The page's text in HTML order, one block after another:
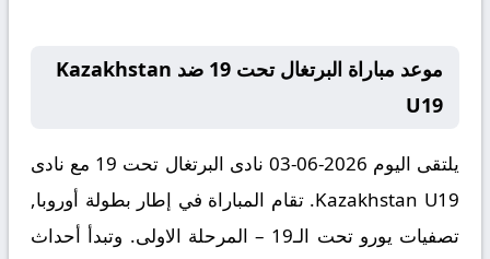
موعد مباراة البرتغال تحت 19 ضد Kazakhstan
U19
يلتقى اليوم 2026-06-03 نادى البرتغال تحت 19 مع نادى
Kazakhstan U19. تقام المباراة في إطار بطولة أوروبا,
تصفيات يورو تحت الـ19 – المرحلة الاولى. وتبدأ أحداث